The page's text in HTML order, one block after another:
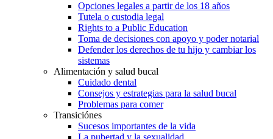
Opciones legales a partir de los 18 años
Tutela o custodia legal
Rights to a Public Education
Toma de decisiones con apoyo y poder notarial
Defender los derechos de tu hijo y cambiar los
sistemas
Alimentación y salud bucal
Cuidado dental
Consejos y estrategias para la salud bucal
Problemas para comer
Transiciónes
Sucesos importantes de la vida
La pubertad y la sexualidad